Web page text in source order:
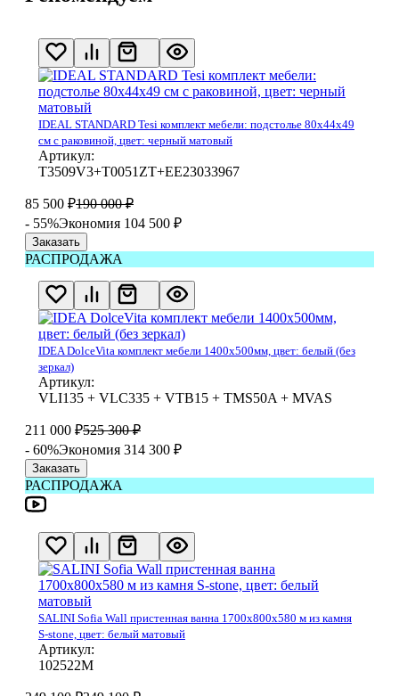
IDEAL STANDARD Tesi комплект мебели: подстолье 80x44x49
см с раковиной, цвет: черный матовый
Артикул:
T3509V3+T0051ZT+EE23033967
85 500 ₽190 000 ₽
- 55%Экономия 104 500 ₽
Заказать
РАСПРОДАЖА
IDEA DolceVita комплект мебели 1400x500мм, цвет: белый (без
зеркал)
Артикул:
VLI135 + VLC335 + VTB15 + TMS50A + MVAS
211 000 ₽525 300 ₽
- 60%Экономия 314 300 ₽
Заказать
РАСПРОДАЖА
SALINI Sofia Wall пристенная ванна 1700х800х580 м из камня
S-stone, цвет: белый матовый
Артикул:
102522М